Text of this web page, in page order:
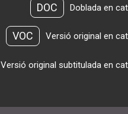
DOC Doblada en
VOC Versió original en
Versió original subtitulada en